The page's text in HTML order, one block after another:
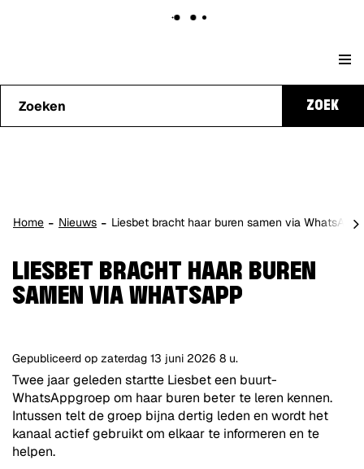
Genk
kunnen
we je
ZOEK
Home Nieuws Liesbet bracht haar buren samen via WhatsApp
LIESBET BRACHT HAAR BUREN
SAMEN VIA WHATSAPP
Gepubliceerd op zaterdag 13 juni 2026 8 u.
Twee jaar geleden startte Liesbet een buurt-
WhatsAppgroep om haar buren beter te leren kennen.
Intussen telt de groep bijna dertig leden en wordt het
kanaal actief gebruikt om elkaar te informeren en te
helpen.